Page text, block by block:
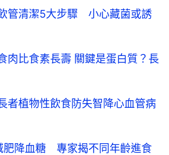
管清潔5大步驟 小心藏菌或誘
肉比食素長壽 關鍵是蛋白質？長
者植物性飲食防失智降心血管病
肥降血糖 專家揭不同年齡進食